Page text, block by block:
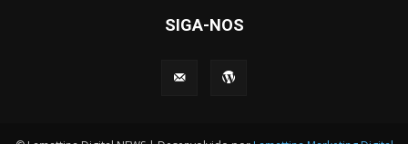
SIGA-NOS